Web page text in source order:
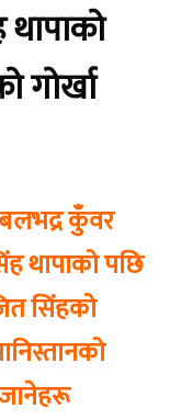
कुँवर
थापाको पछि
सिंहको
जानेहरू